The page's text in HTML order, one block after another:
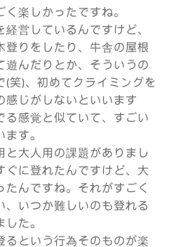
楽しかったですね。
営しているんですけど、
登りをしたり、牛舎の屋根
遊んだりとか、そういうの
(笑)、初めてクライミングを
感じがしないといいます
る感覚と似ていて、すごい
す。
と大人用の課題がありまし
ぐに登れたんですけど、大
たんですね。それがすごく
、いつか難しいのも登れる
た。
るという行為そのものが楽